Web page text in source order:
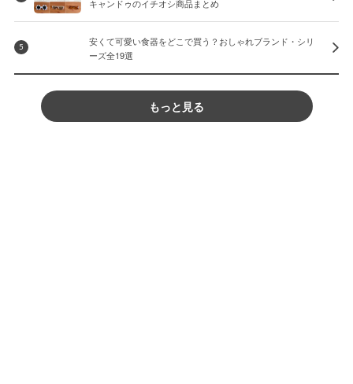
キャンドゥのイチオシ商品まとめ
5
安くて可愛い食器をどこで買う？おしゃれブランド・シリ
ーズ全19選
もっと見る